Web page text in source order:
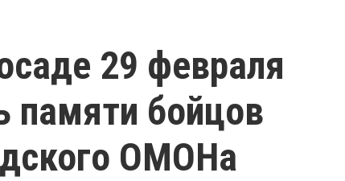
29 февраля
памяти бойцов
ОМОНа